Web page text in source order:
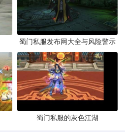
蜀门私服发布网大全与风险警示
蜀门私服的灰色江湖